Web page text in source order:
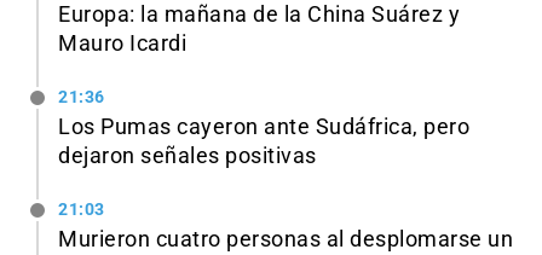
Europa: la mañana de la China Suárez y
Mauro Icardi
21:36
Los Pumas cayeron ante Sudáfrica, pero
dejaron señales positivas
21:03
Murieron cuatro personas al desplomarse un